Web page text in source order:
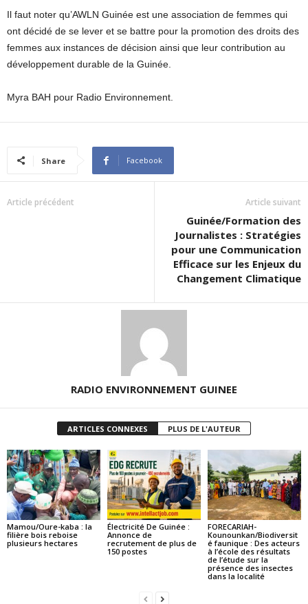
Il faut noter qu’AWLN Guinée est une association de femmes qui
ont décidé de se lever et se battre pour la promotion des droits des
femmes aux instances de décision ainsi que leur contribution au
développement durable de la Guinée.
Myra BAH pour Radio Environnement.
Share Facebook
Article précédent Article suivant
Guinée/Formation des
Journalistes : Stratégies
pour une Communication
Efficace sur les Enjeux du
Changement Climatique
RADIO ENVIRONNEMENT GUINEE
ARTICLES CONNEXES PLUS DE L'AUTEUR
Mamou/Oure-kaba : la
filière bois reboise
plusieurs hectares
Électricité De Guinée :
Annonce de
recrutement de plus de
150 postes
FORECARIAH-
Kounounkan/Biodiversit
é faunique : Des acteurs
à l’école des résultats
de l’étude sur la
présence des insectes
dans la localité